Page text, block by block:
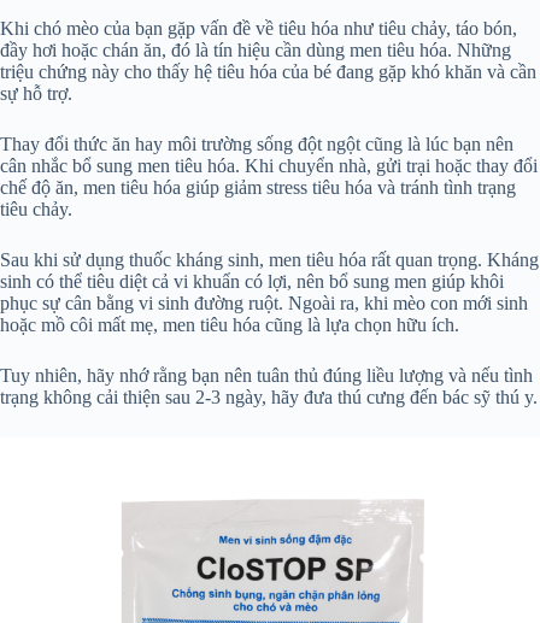
Khi chó mèo của bạn gặp vấn đề về tiêu hóa như tiêu chảy, táo bón,
đầy hơi hoặc chán ăn, đó là tín hiệu cần dùng men tiêu hóa. Những
triệu chứng này cho thấy hệ tiêu hóa của bé đang gặp khó khăn và cần
sự hỗ trợ.
Thay đổi thức ăn hay môi trường sống đột ngột cũng là lúc bạn nên
cân nhắc bổ sung men tiêu hóa. Khi chuyển nhà, gửi trại hoặc thay đổi
chế độ ăn, men tiêu hóa giúp giảm stress tiêu hóa và tránh tình trạng
tiêu chảy.
Sau khi sử dụng thuốc kháng sinh, men tiêu hóa rất quan trọng. Kháng
sinh có thể tiêu diệt cả vi khuẩn có lợi, nên bổ sung men giúp khôi
phục sự cân bằng vi sinh đường ruột. Ngoài ra, khi mèo con mới sinh
hoặc mồ côi mất mẹ, men tiêu hóa cũng là lựa chọn hữu ích.
Tuy nhiên, hãy nhớ rằng bạn nên tuân thủ đúng liều lượng và nếu tình
trạng không cải thiện sau 2-3 ngày, hãy đưa thú cưng đến bác sỹ thú y.